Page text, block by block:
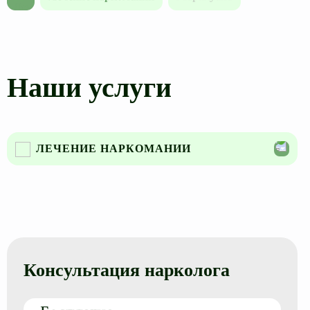
Наши услуги
ЛЕЧЕНИЕ НАРКОМАНИИ
Героин
Консультация нарколога